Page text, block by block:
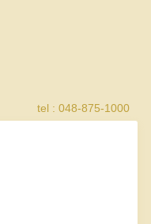
tel : 048-875-1000